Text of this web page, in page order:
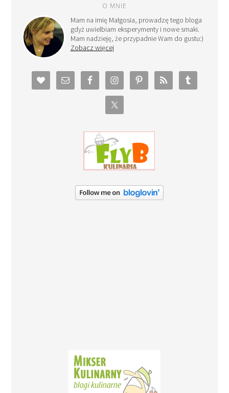
O MNIE
Mam na imię Małgosia, prowadzę tego bloga
gdyż uwielbiam eksperymenty i nowe smaki.
Mam nadzieję, że przypadnie Wam do gustu:)
Zobacz więcej